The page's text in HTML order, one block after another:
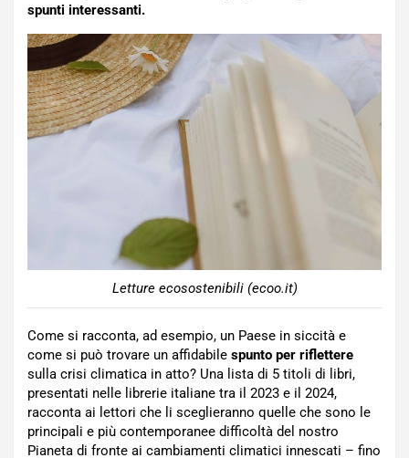
spunti interessanti.
Letture ecosostenibili (ecoo.it)
Come si racconta, ad esempio, un Paese in siccità e
come si può trovare un affidabile spunto per riflettere
sulla crisi climatica in atto? Una lista di 5 titoli di libri,
presentati nelle librerie italiane tra il 2023 e il 2024,
racconta ai lettori che li sceglieranno quelle che sono le
principali e più contemporanee difficoltà del nostro
Pianeta di fronte ai cambiamenti climatici innescati – fino